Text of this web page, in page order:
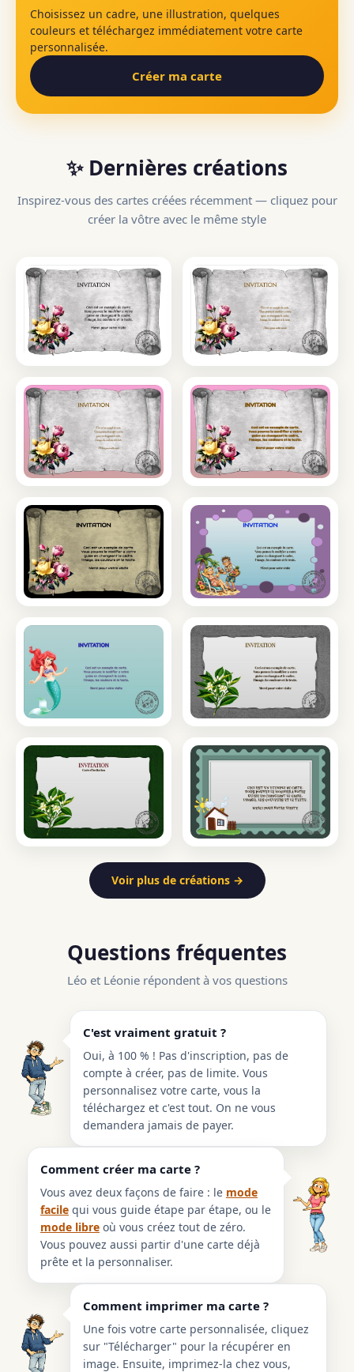
Choisissez un cadre, une illustration, quelques
couleurs et téléchargez immédiatement votre carte
personnalisée.
Créer ma carte
✨ Dernières créations
Inspirez-vous des cartes créées récemment — cliquez pour
créer la vôtre avec le même style
Voir plus de créations →
Questions fréquentes
Léo et Léonie répondent à vos questions
C'est vraiment gratuit ?
Oui, à 100 % ! Pas d'inscription, pas de
compte à créer, pas de limite. Vous
personnalisez votre carte, vous la
téléchargez et c'est tout. On ne vous
demandera jamais de payer.
Comment créer ma carte ?
Vous avez deux façons de faire : le mode
facile qui vous guide étape par étape, ou le
mode libre où vous créez tout de zéro.
Vous pouvez aussi partir d'une carte déjà
prête et la personnaliser.
Comment imprimer ma carte ?
Une fois votre carte personnalisée, cliquez
sur "Télécharger" pour la récupérer en
image. Ensuite, imprimez-la chez vous,